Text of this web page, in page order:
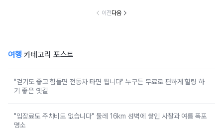
이전다음
여행 카테고리 포스트
"걷기도 좋고 힘들면 전동차 타면 됩니다" 누구든 무료로 편하게 힐링 하
기 좋은 옛길
"입장료도 주차비도 없습니다" 둘레 16km 성벽에 쌓인 사찰과 여름 폭포
명소